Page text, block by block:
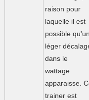
raison pour
laquelle il est
possible
léger
dans le
wattage
apparaisse.
trainer est